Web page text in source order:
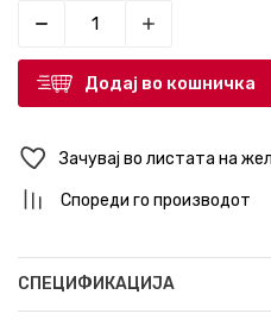
Додај во кошничка
Зачувај во листата на
Спореди го производот
СПЕЦИФИКАЦИЈА